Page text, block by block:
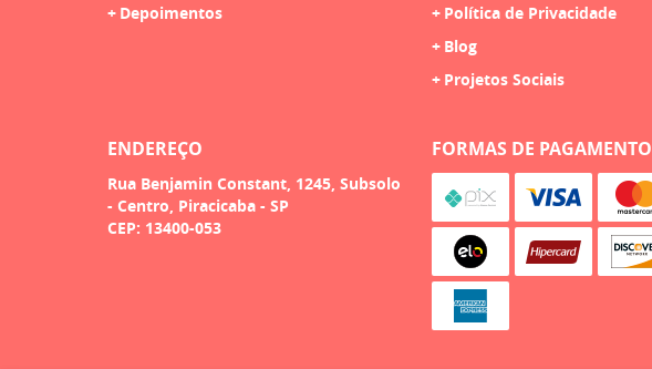
Depoimentos
Política de Privacidade
Blog
Projetos Sociais
ENDEREÇO
Rua Benjamin Constant, 1245, Subsolo
- Centro, Piracicaba - SP
CEP: 13400-053
FORMAS DE PAGAMENTO